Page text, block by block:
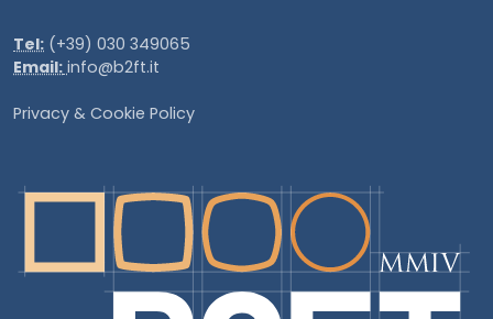
Tel: (+39) 030 349065
Email: info@b2ft.it
Privacy & Cookie Policy